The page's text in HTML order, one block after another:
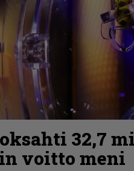
32,7
voitto meni